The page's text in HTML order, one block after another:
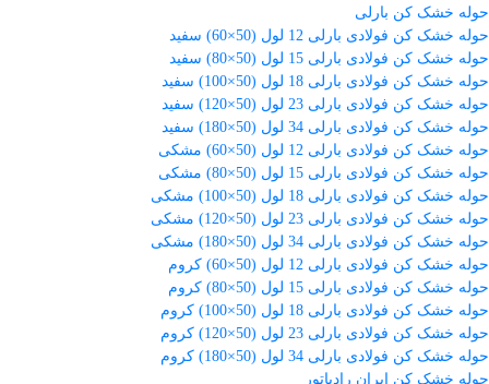
حوله خشک کن بارلی
حوله خشک کن فولادی بارلی 12 لول (50×60) سفید
حوله خشک کن فولادی بارلی 15 لول (50×80) سفید
حوله خشک کن فولادی بارلی 18 لول (50×100) سفید
حوله خشک کن فولادی بارلی 23 لول (50×120) سفید
حوله خشک کن فولادی بارلی 34 لول (50×180) سفید
حوله خشک کن فولادی بارلی 12 لول (50×60) مشکی
حوله خشک کن فولادی بارلی 15 لول (50×80) مشکی
حوله خشک کن فولادی بارلی 18 لول (50×100) مشکی
حوله خشک کن فولادی بارلی 23 لول (50×120) مشکی
حوله خشک کن فولادی بارلی 34 لول (50×180) مشکی
حوله خشک کن فولادی بارلی 12 لول (50×60) کروم
حوله خشک کن فولادی بارلی 15 لول (50×80) کروم
حوله خشک کن فولادی بارلی 18 لول (50×100) کروم
حوله خشک کن فولادی بارلی 23 لول (50×120) کروم
حوله خشک کن فولادی بارلی 34 لول (50×180) کروم
حوله خشک کن ایران رادیاتور